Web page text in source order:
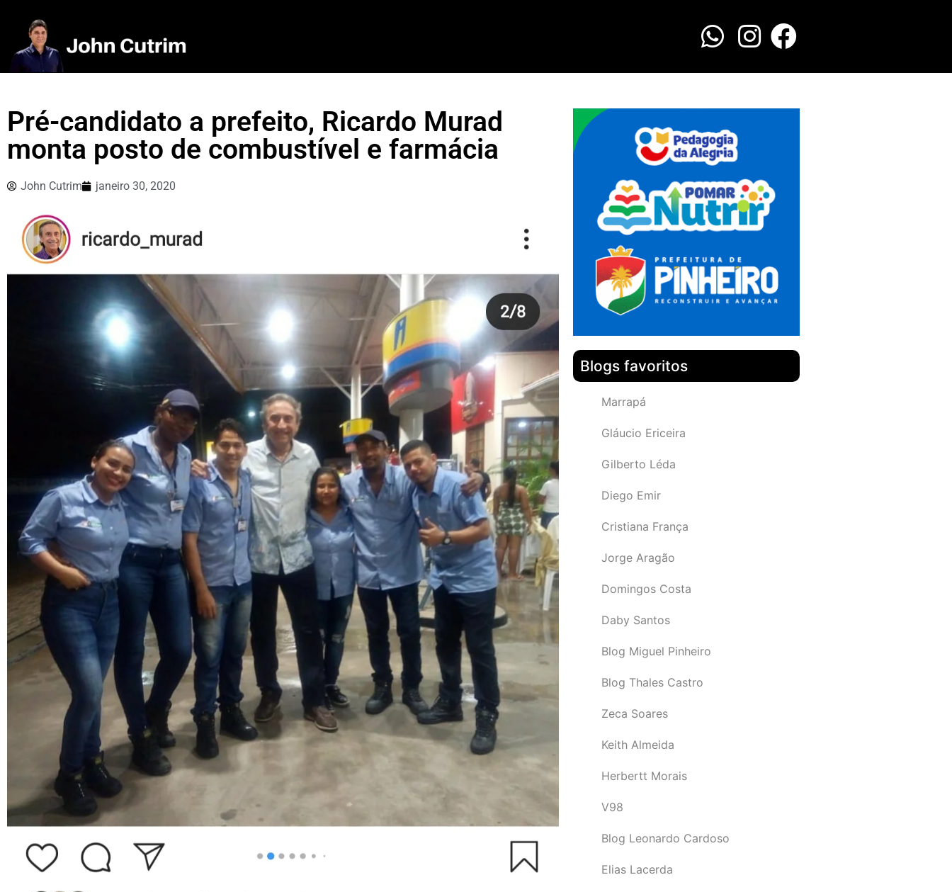
Pré-candidato a prefeito, Ricardo Murad
monta posto de combustível e farmácia
John Cutrim janeiro 30, 2020
Blogs favoritos
Marrapá
Gláucio Ericeira
Gilberto Léda
Diego Emir
Cristiana França
Jorge Aragão
Domingos Costa
Daby Santos
Blog Miguel Pinheiro
Blog Thales Castro
Zeca Soares
Keith Almeida
Herbertt Morais
V98
Blog Leonardo Cardoso
Elias Lacerda